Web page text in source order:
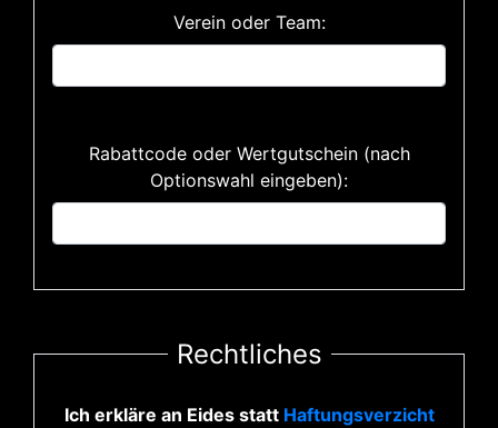
Verein oder Team:
Rabattcode oder Wertgutschein (nach
Optionswahl eingeben):
Rechtliches
Ich erkläre an Eides statt Haftungsverzicht